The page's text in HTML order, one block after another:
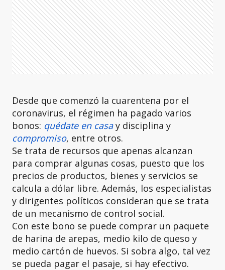
Desde que comenzó la cuarentena por el
coronavirus, el régimen ha pagado varios
bonos: quédate en casay disciplina y
compromiso, entre otros.
Se trata de recursos que apenas alcanzan
para comprar algunas cosas, puesto que los
precios de productos, bienes y servicios se
calcula a dólar libre. Además, los especialistas
y dirigentes políticos consideran que se trata
de un mecanismo de control social.
Con este bono se puede comprar un paquete
de harina de arepas, medio kilo de queso y
medio cartón de huevos. Si sobra algo, tal vez
se pueda pagar el pasaje, si hay efectivo.